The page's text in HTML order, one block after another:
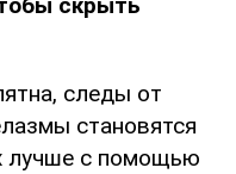
следы от
становятся
лучше с помощью